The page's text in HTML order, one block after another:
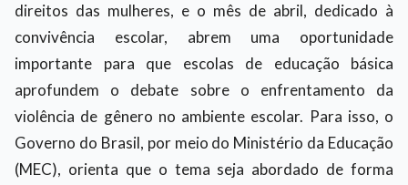
direitos das mulheres, e o mês de abril, dedicado à
convivência escolar, abrem uma oportunidade
importante para que escolas de educação básica
aprofundem o debate sobre o enfrentamento da
violência de gênero no ambiente escolar. Para isso, o
Governo do Brasil, por meio do Ministério da Educação
(MEC), orienta que o tema seja abordado de forma